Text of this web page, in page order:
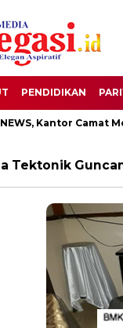
PENDIDIKAN
Kantor Camat
Tektonik